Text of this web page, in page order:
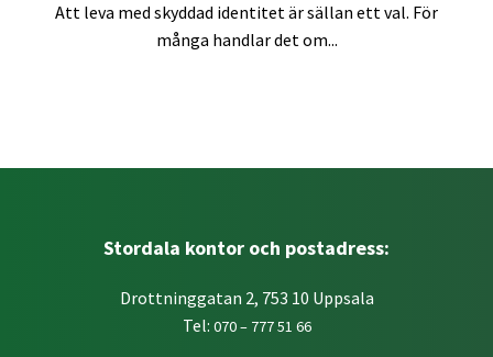
Att leva med skyddad identitet är sällan ett val. För
många handlar det om...
Stordala kontor och postadress:
Drottninggatan 2, 753 10 Uppsala
Tel: 070 – 777 51 66